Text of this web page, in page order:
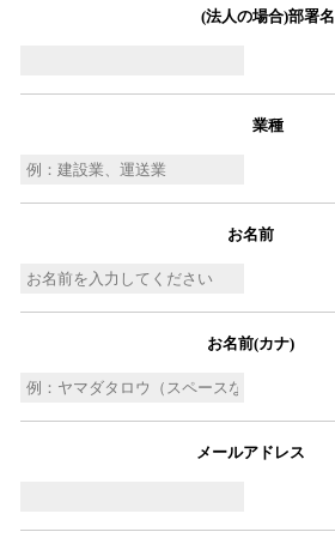
(法人の場合)部署名
業種
お名前
お名前(カナ)
メールアドレス